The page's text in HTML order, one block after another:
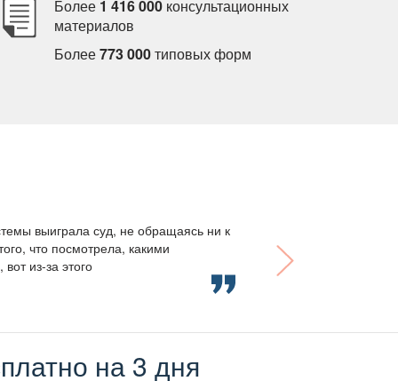
Более 1 416 000 консультационных
материало
Более773 000типовых форм
выиграла суд, не обращаясь ни к
что посмотрела, какими
из-за этого
на 3 дня